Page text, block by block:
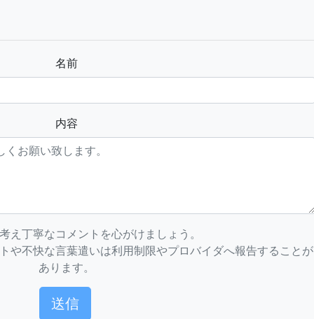
名前
内容
え丁寧なコメントを心がけましょう。
や不快な言葉遣いは利用制限やプロバイダへ報告することが
あります。